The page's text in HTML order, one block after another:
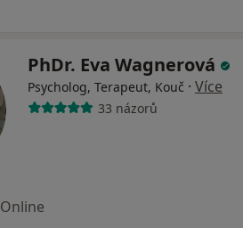
PhDr. Eva Wagnerová
Psycholog, Terapeut, Kouč · Více
33 názorů
Online